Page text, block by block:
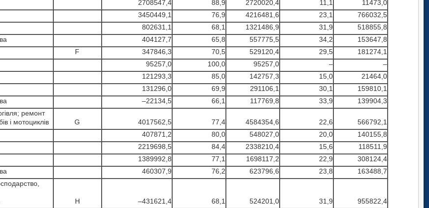
2708547,4 88,9 2720020,4 11,1
11473,0
3450449,1 76,9 4216481,6 23,1
766032,5
802631,1 68,1 1321486,9 31,9
518855,8
404127,7 65,8 557775,5 34,2
153647,8
F 347846,3 70,5 529120,4 29,5
181274,1
95257,0 100,0 95257,0 –
–
121293,3 85,0 142757,3 15,0
21464,0
131296,0 69,9 291106,1 30,1
159810,1
–22134,5 66,1 117769,8 33,9
139904,3
ремонт
і мотоциклів
G 4017562,5 77,4 4584354,6 22,6
566792,1
407871,2 80,0 548027,0 20,0
140155,8
2219698,5 84,4 2338210,4 15,6
118511,9
1389992,8 77,1 1698117,2 22,9
308124,4
460307,9 76,2 623796,6 23,8
163488,7
H –431621,4 68,1 524201,0 31,9
955822,4